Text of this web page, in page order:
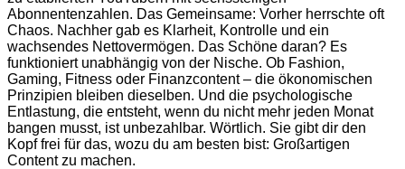
Abonnentenzahlen. Das Gemeinsame: Vorher herrschte oft
Chaos. Nachher gab es Klarheit, Kontrolle und ein
wachsendes Nettovermögen. Das Schöne daran? Es
funktioniert unabhängig von der Nische. Ob Fashion,
Gaming, Fitness oder Finanzcontent – die ökonomischen
Prinzipien bleiben dieselben. Und die psychologische
Entlastung, die entsteht, wenn du nicht mehr jeden Monat
bangen musst, ist unbezahlbar. Wörtlich. Sie gibt dir den
Kopf frei für das, wozu du am besten bist: Großartigen
Content zu machen.